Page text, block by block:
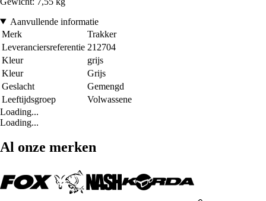
Aanvullende informatie
Merk
Trakker
Leveranciersreferentie 212704
Kleur
grijs
Kleur
Grijs
Geslacht
Gemengd
Leeftijdsgroep
Volwassene
Loading...
Loading...
Al onze merken